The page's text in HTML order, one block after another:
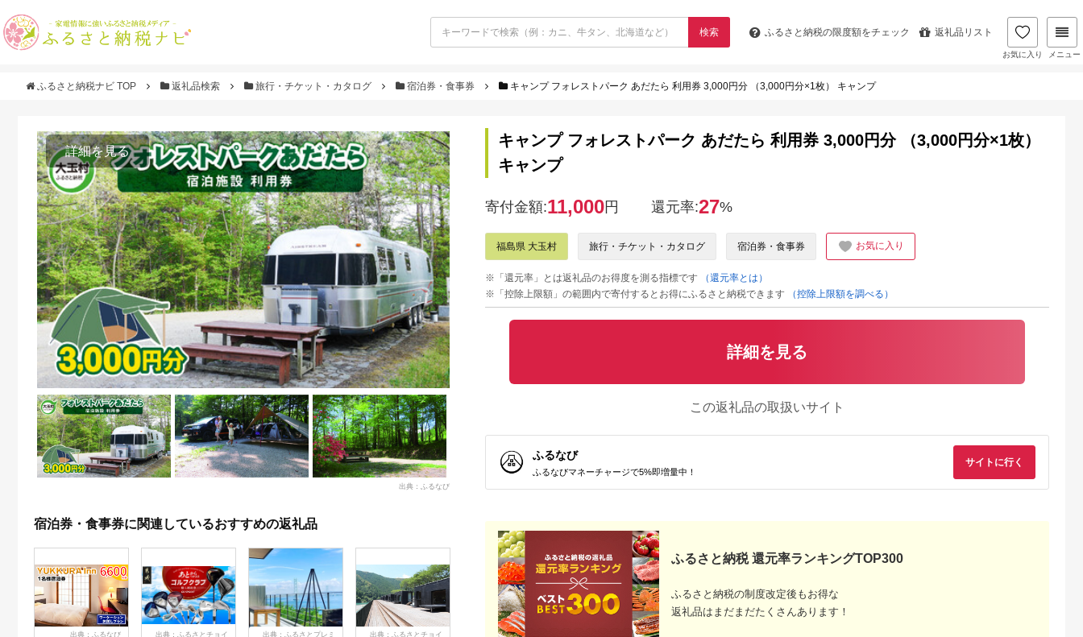
検索 ふるさと納税の限度額をチェック 返礼品リスト
お気に入り メニュー
ふるさと納税ナビ TOP 返礼品検索 旅行・チケット・カタログ 宿泊券・食事券 キャンプ フォレストパーク あだたら 利用券 3,000円分 （3,000円分×1枚） キャンプ
詳細を見る
出典：ふるなび
宿泊券・食事券に関連しているおすすめの返礼品
出典：ふるなび
出典：ふるさとチョイ
出典：ふるさとプレミ
出典：ふるさとチョイ
出典：ふるさとプレミ
出典：ふるなび
キャンプ フォレストパーク あだたら 利用券 3,000円分 （3,000円分×1枚）
キャンプ
寄付金額:11,000円 還元率:27%
福島県 大玉村 旅行・チケット・カタログ 宿泊券・食事券 お気に入り
※「還元率」とは返礼品のお得度を測る指標です
（還元率とは）
※「控除上限額」の範囲内で寄付するとお得にふるさと納税できます
（控除上限額を調べる）
詳細を見る
この返礼品の取扱いサイト
ふるなび
ふるなびマネーチャージで5%即増量中！
サイトに行く
ふるさと納税 還元率ランキングTOP300
ふるさと納税の制度改定後もお得な
返礼品はまだまだたくさんあります！